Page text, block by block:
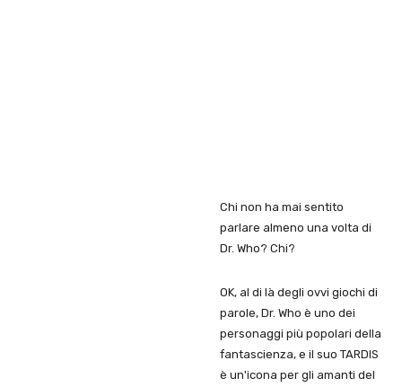
Chi non ha mai sentito
parlare almeno una volta di
Dr. Who? Chi?
OK, al di là degli ovvi giochi di
parole, Dr. Who è uno dei
personaggi più popolari della
fantascienza, e il suo TARDIS
è un'icona per gli amanti del